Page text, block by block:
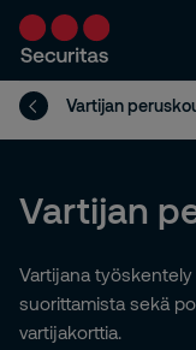
Vartijan
Vartijan
Vartijana
suorittamista sekä
vartijakorttia.